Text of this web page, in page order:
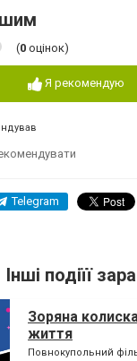
(0 оцінок)
Я рекомендую
Telegram
Інші подіїї
Зоряна
життя
Повнокупольний